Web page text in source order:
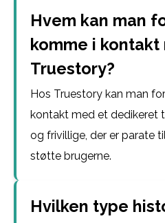
Hvem kan man
komme i kontakt
Truestory?
Hos Truestory kan man
kontakt med et dedikeret
og frivillige, der er parate
støtte brugerne.
Hvilken type